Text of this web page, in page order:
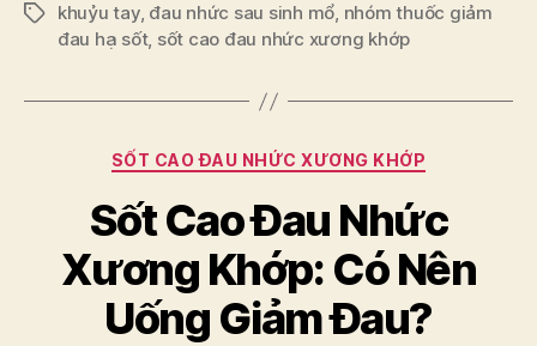
Tagskhuỷu tay, đau nhức sau sinh mổ, nhóm thuốc giảm
đau hạ sốt, sốt cao đau nhức xương khớp
Categories
SỐT CAO ĐAU NHỨC XƯƠNG KHỚP
Sốt Cao Đau Nhức
Xương Khớp: Có Nên
Uống Giảm Đau?